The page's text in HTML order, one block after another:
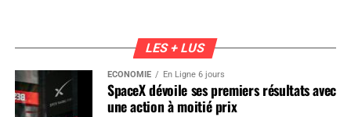
LES + LUS
ÉCONOMIE En Ligne 6 jours
SpaceX dévoile ses premiers résultats avec
une action à moitié prix